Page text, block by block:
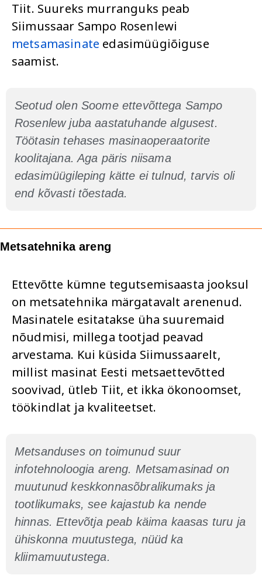
Tiit. Suureks murranguks peab
Siimussaar Sampo Rosenlewi
metsamasinate edasimüügiõiguse
saamist.
Seotud olen Soome ettevõttega Sampo
Rosenlew juba aastatuhande algusest.
Töötasin tehases masinaoperaatorite
koolitajana. Aga päris niisama
edasimüügileping kätte ei tulnud, tarvis oli
end kõvasti tõestada.
Metsatehnika areng
Ettevõtte kümne tegutsemisaasta jooksul
on metsatehnika märgatavalt arenenud.
Masinatele esitatakse üha suuremaid
nõudmisi, millega tootjad peavad
arvestama. Kui küsida Siimussaarelt,
millist masinat Eesti metsaettevõtted
soovivad, ütleb Tiit, et ikka ökonoomset,
töökindlat ja kvaliteetset.
Metsanduses on toimunud suur
infotehnoloogia areng. Metsamasinad on
muutunud keskkonnasõbralikumaks ja
tootlikumaks, see kajastub ka nende
hinnas. Ettevõtja peab käima kaasas turu ja
ühiskonna muutustega, nüüd ka
kliimamuutustega.